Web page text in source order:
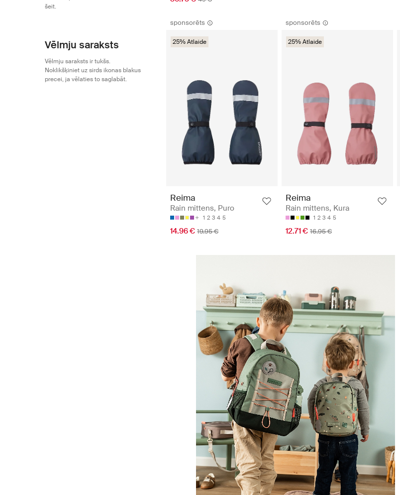
šeit.
Vēlmju saraksts
Vēlmju saraksts ir tukšs.
Noklikšķiniet uz sirds ikonas blakus
precei, ja vēlaties to saglabāt.
sponsorēts
25% Atlaide
Reima
Rain mittens, Puro
1 2 3 4 5
14.96 € 19.95 €
sponsorēts
25% Atlaide
Reima
Rain mittens, Kura
1 2 3 4 5
12.71 € 16.95 €